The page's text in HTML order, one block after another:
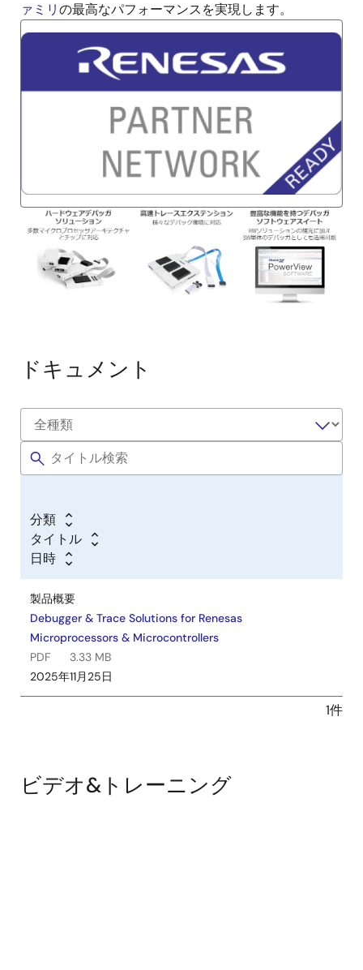
ァミリの最高なパフォーマンスを実現します。
像
ドキュメント
分類
タイトル
日時
製品概要
Debugger & Trace Solutions for Renesas
Microprocessors & Microcontrollers
PDF
3.33 MB
2025年11月25日
1件
ビデオ&トレーニング